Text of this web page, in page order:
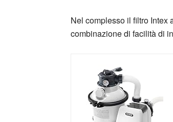
Nel complesso il filtro Intex
combinazione di facilità di